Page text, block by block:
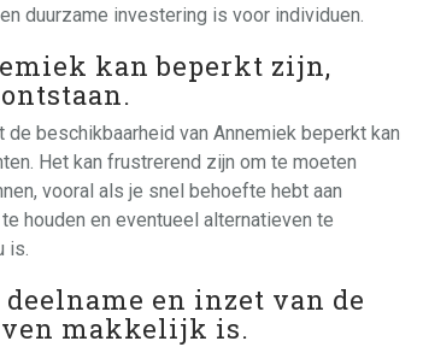
duurzame investering is voor individuen.
kan beperkt zijn,
beschikbaarheid van Annemiek beperkt kan
Het kan frustrerend zijn om te moeten
vooral als je snel behoefte hebt aan
houden en eventueel alternatieven te
is.
en inzet van de
makkelijk is.